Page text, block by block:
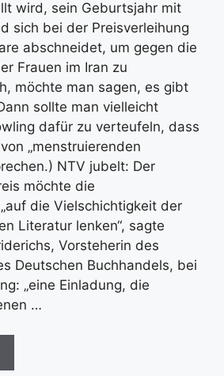
wird, sein Geburtsjahr mit
sich bei der Preisverleihung
abschneidet, um gegen die
Frauen im Iran zu
möchte man sagen, es gibt
sollte man vielleicht
dafür zu verteufeln, dass
„menstruierenden
NTV jubelt: Der
möchte die
die Vielschichtigkeit der
Literatur lenken“, sagte
Vorsteherin des
Deutschen Buchhandels, bei
„eine Einladung, die
…